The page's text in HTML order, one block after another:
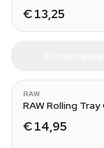
€ 13,25
RAW
RAW Rolling Tray
€ 14,95